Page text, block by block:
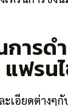
การด
แฟรน
ะเอียดต่างๆ